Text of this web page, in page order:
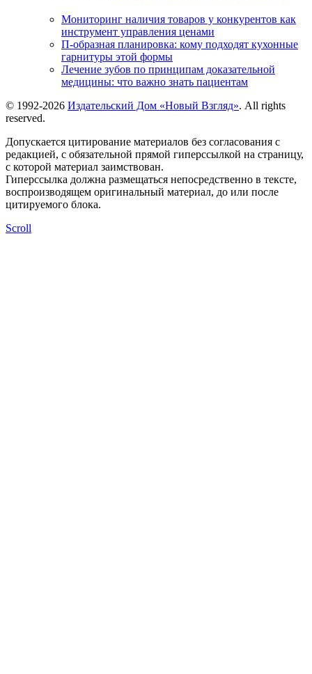
Мониторинг наличия товаров у конкурентов как
инструмент управления ценами
П-образная планировка: кому подходят кухонные
гарнитуры этой формы
Лечение зубов по принципам доказательной
медицины: что важно знать пациентам
© 1992-2026 Издательский Дом «Новый Взгляд». All rights
reserved.
Допускается цитирование материалов без согласования с
редакцией, с обязательной прямой гиперссылкой на страницу,
с которой материал заимствован.
Гиперссылка должна размещаться непосредственно в тексте,
воспроизводящем оригинальный материал, до или после
цитируемого блока.
Scroll